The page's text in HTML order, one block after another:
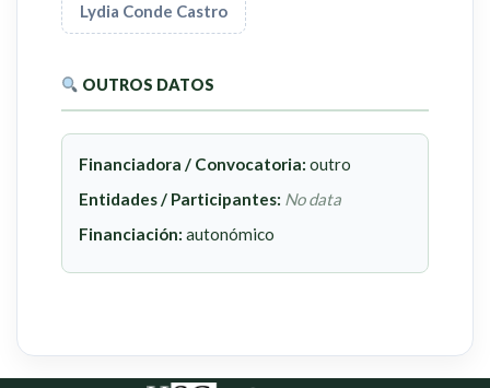
Lydia Conde Castro
OUTROS DATOS
Financiadora / Convocatoria: outro
Entidades / Participantes: No data
Financiación: autonómico